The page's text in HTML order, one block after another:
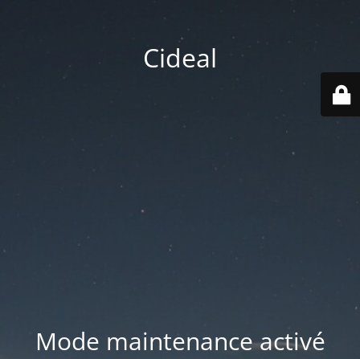
Cideal
Mode maintenance activé